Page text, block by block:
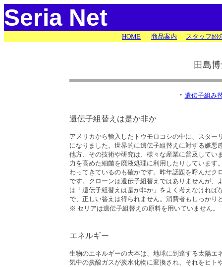
Seria Net
HOME 商品案内 スタッフ紹
田島
・ 遺伝子組み
遺伝子組替えは是か非か
アメリカから輸入したトウモロコシの中に、スタ
になりました。世界的に遺伝子組替えに対する嫌
他方、その技術や研究は、様々な産業に普及して
力を高めた細菌を廃液処理に利用したりしていま
わってきているのも確かです。昨年話題を呼んだ
です。クローンは遺伝子組替えではありませんが
は「遺伝子組替えは是か非か」をよく考えなけれ
で、正しい答えは得られません。消費者もしっかり
※ セリアは遺伝子組替えの原料を用いていません。
エネルギー
生物のエネルギーの大本は、地球に到達する太陽
気中の炭酸ガスが炭水化物に変換され、それをヒ